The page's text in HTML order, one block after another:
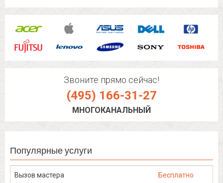
Звоните прямо сейчас!
(495) 166-31-27
МНОГОКАНАЛЬНЫЙ
Популярные услуги
Вызов мастера Бесплатно